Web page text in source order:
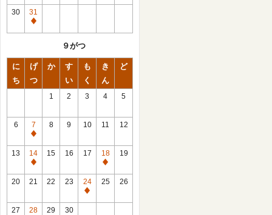
館
日
30
31
休
９がつ
に
ち
げ
つ
か
す
い
も
く
き
ん
ど
1 2 3 4 5
6
7
休
館
日
8 9 10 11 12
13
14
休
館
15 16 17
18
休
館
19
20 21 22 23
24
休
25 26
27
28
29 30